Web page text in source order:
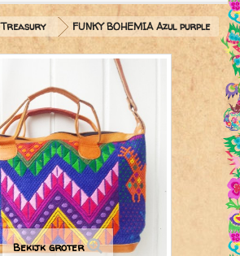
Treasury FUNKY BOHEMIA Azul purple
Bekijk groter